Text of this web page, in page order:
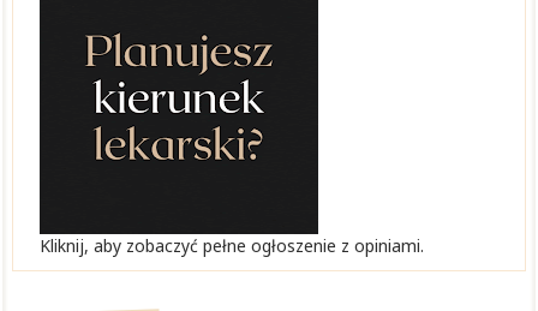
Kliknij, aby zobaczyć pełne ogłoszenie z opiniami.